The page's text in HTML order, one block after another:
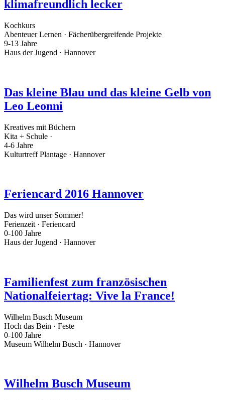
klimafreundlich lecker
Kochkurs
Abenteuer Lernen · Fächerübergreifende Projekte
9-13 Jahre
Haus der Jugend · Hannover
Das kleine Blau und das kleine Gelb von
Leo Leonni
Kreatives mit Büchern
Kita + Schule ·
4-6 Jahre
Kulturtreff Plantage · Hannover
Feriencard 2016 Hannover
Das wird unser Sommer!
Ferienzeit · Feriencard
0-100 Jahre
Haus der Jugend · Hannover
Familienfest zum französischen
Nationalfeiertag: Vive la France!
Wilhelm Busch Museum
Hoch das Bein · Feste
0-100 Jahre
Museum Wilhelm Busch · Hannover
Wilhelm Busch Museum